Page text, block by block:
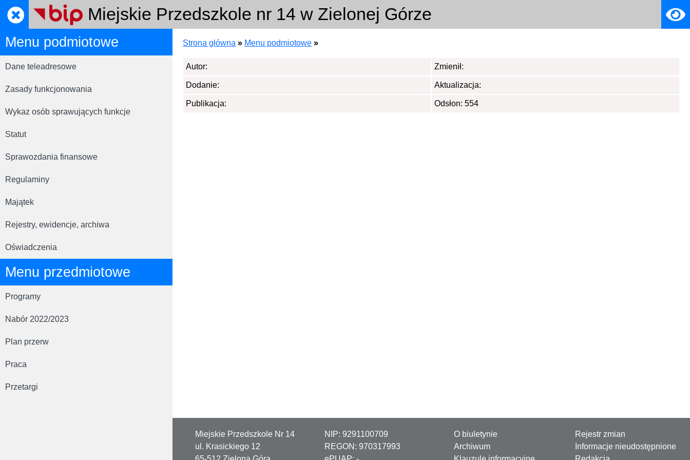
Miejskie Przedszkole nr 14 w Zielonej Górze
Menu podmiotowe
Dane teleadresowe
Zasady funkcjonowania
Wykaz osób sprawujących funkcje
Statut
Sprawozdania finansowe
Regulaminy
Majątek
Rejestry, ewidencje, archiwa
Oświadczenia
Menu przedmiotowe
Programy
Nabór 2022/2023
Plan przerw
Praca
Przetargi
Strona główna » Menu podmiotowe »
Autor: Zmienił:
Dodanie: Aktualizacja:
Publikacja: Odsłon: 554
Miejskie Przedszkole Nr 14
ul. Krasickiego 12
NIP: 9291100709
REGON: 970317993
O biuletynie
Rejestr zmian
Archiwum
Informacje nieudostępnione